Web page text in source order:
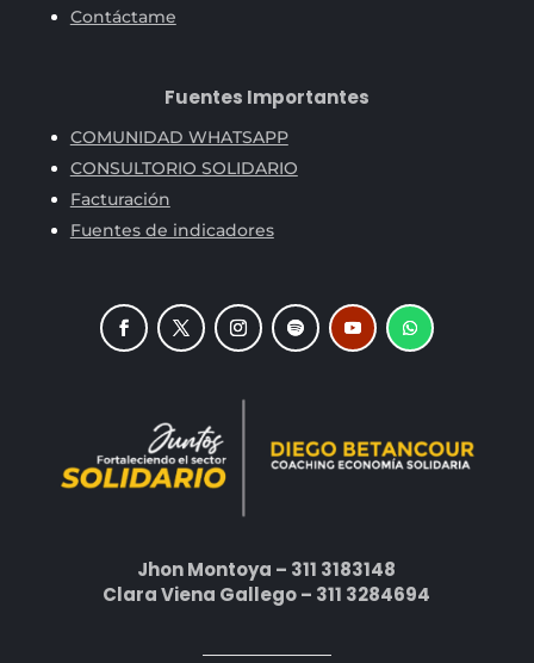
Contáctame
Fuentes Importantes
COMUNIDAD WHATSAPP
CONSULTORIO SOLIDARIO
Facturación
Fuentes de indicadores
Jhon Montoya – 311 3183148
Clara Viena Gallego – 311 3284694